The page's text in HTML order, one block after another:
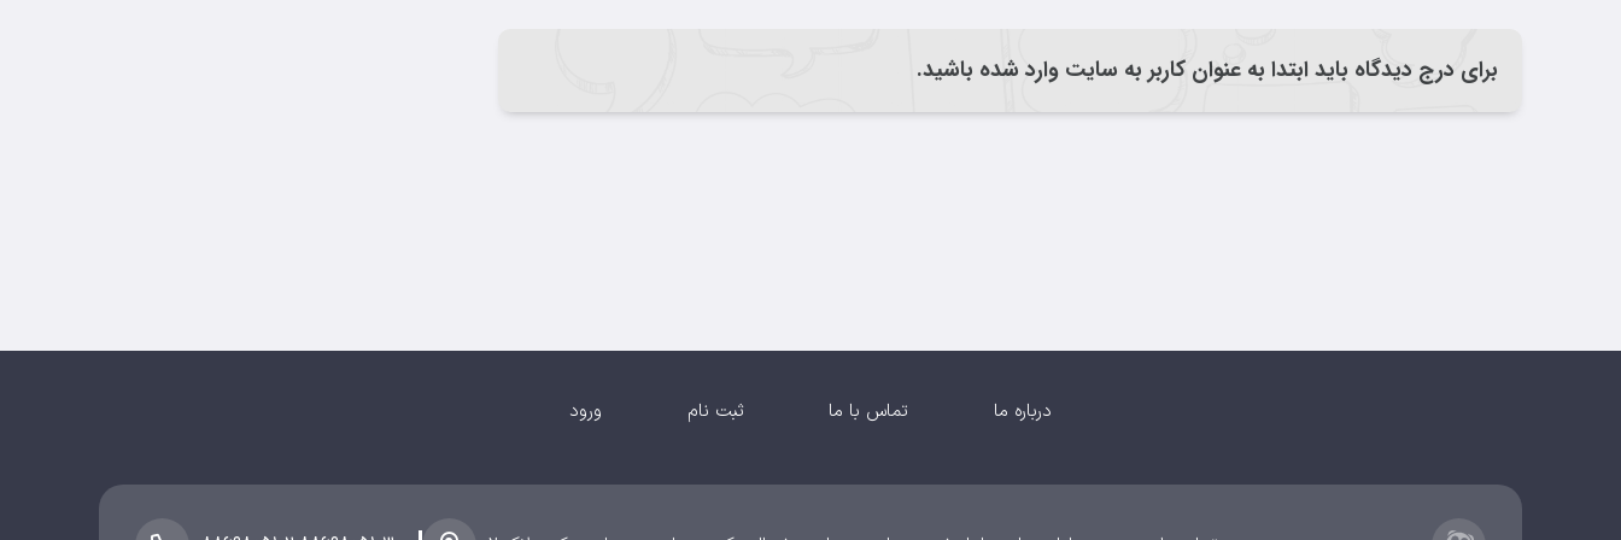
برای درج دیدگاه باید ابتدا به عنوان کاربر به سایت وارد شده باشید.
درباره ما تماس با ما ثبت نام ورود